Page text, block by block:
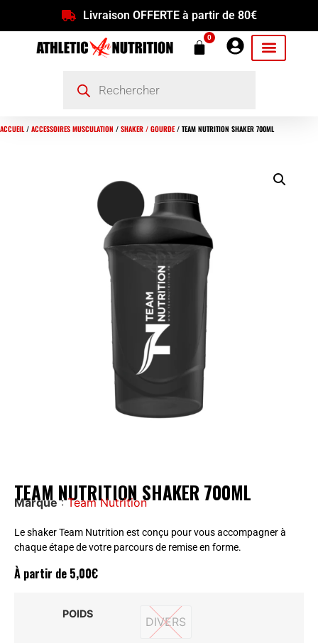
Livraison OFFERTE à partir de 80€
0
ACCUEIL/ ACCESSOIRES MUSCULATION / SHAKER / GOURDE/ TEAM NUTRITION SHAKER 700ML
TEAM NUTRITION SHAKER 700ML
Marque:Team Nutrition
Le shaker Team Nutrition est conçu pour vous accompagner à
chaque étape de votre parcours de remise en forme.
À partir de 5,00€
POIDS
DIVERS
DIVERS